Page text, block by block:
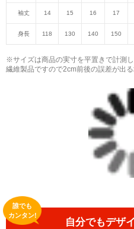
袖丈 14 15 16 17
身長 118 130 140 150
※サイズは商品の実寸を平置きで計測し
繊維製品ですので2cm前後の誤差が出る
自分でもデザ
誰でも
カンタン!